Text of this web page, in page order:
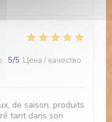
: 5/5 Цена / качество
de saison, produits
tant dans son